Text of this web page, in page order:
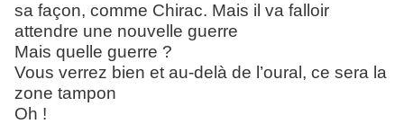
sa façon, comme Chirac. Mais il va falloir
attendre une nouvelle guerre
Mais quelle guerre ?
Vous verrez bien et au-delà de l’oural, ce sera la
zone tampon
Oh !